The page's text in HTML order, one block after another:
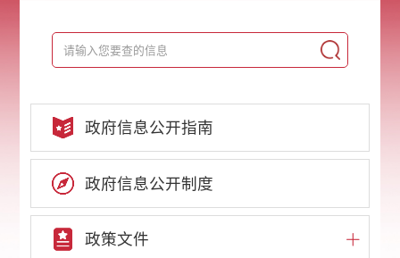
政府信息公开指南
政府信息公开制度
政策文件